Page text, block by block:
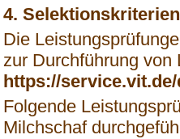
4.
Die
zur Durchführung von
https://
Folgende
Milchschaf